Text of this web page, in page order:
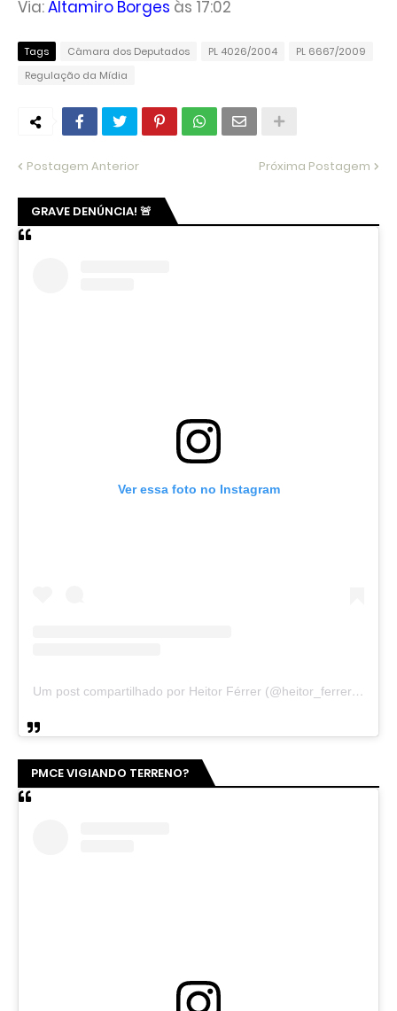
Via:Altamiro Borges às 17:02
Tags Câmara dos Deputados PL 4026/2004
PL 6667/2009
Regulação da Mídia
Postagem Anterior Próxima Postagem
GRAVE DENÚNCIA! 🚨
Ver essa foto no Instagram
Um post compartilhado por Heitor Férrer (@heitor_ferrer77)
PMCE VIGIANDO TERRENO?